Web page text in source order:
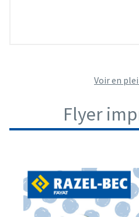
Voir en
Flyer